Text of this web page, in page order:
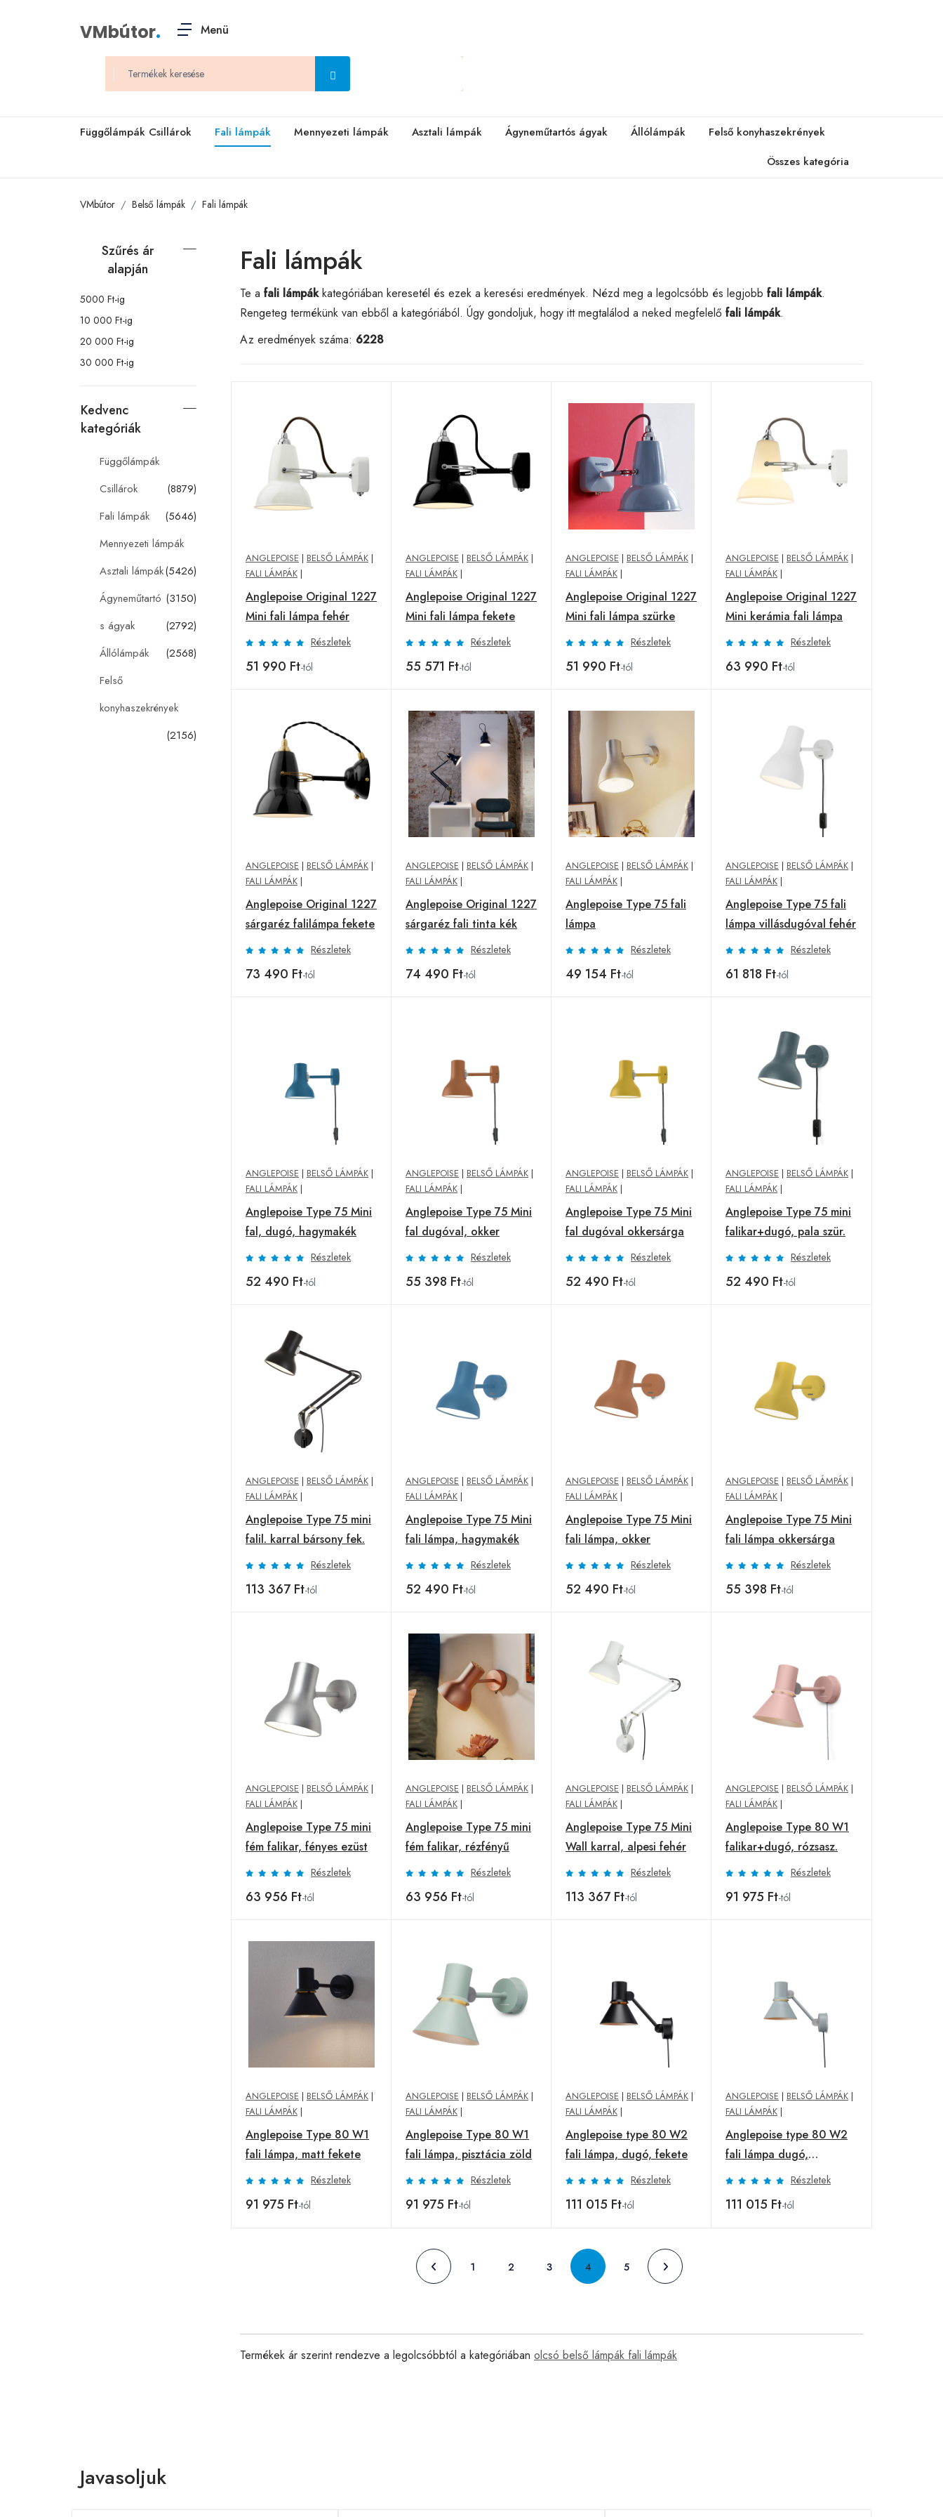
VMbútor. Menü
Függőlámpák Csillárok Fali lámpák Mennyezeti lámpák Asztali lámpák Ágyneműtartós ágyak Állólámpák
Felső konyhaszekrények
Összes kategória
VMbútor Belső lámpák Fali lámpák
Szűrés ár
alapján
5000 Ft-ig
10 000 Ft-ig
20 000 Ft-ig
30 000 Ft-ig
Kedvenc
kategóriák
Függőlámpák
Csillárok
(8879)
Fali lámpák
(5646)
Mennyezeti lámpák
(5426)
Asztali lámpák
(3150)
Ágyneműtartó
s ágyak
(2792)
Állólámpák
(2568)
Felső
konyhaszekrények
(2156)
Fali lámpák
Te a fali lámpákkategóriában keresetél és ezek a keresési eredmények. Nézd meg a legolcsóbb és legjobb fali lámpák.
Rengeteg termékünk van ebből a kategóriából. Úgy gondoljuk, hogy itt megtalálod a neked megfelelő fali lámpák.
Az eredmények száma: 6228
ANGLEPOISE | BELSŐ LÁMPÁK |
FALI LÁMPÁK |
Anglepoise Original 1227
Mini fali lámpa fehér
Részletek
51 990 Ft-tól
ANGLEPOISE | BELSŐ LÁMPÁK |
FALI LÁMPÁK |
Anglepoise Original 1227
Mini fali lámpa fekete
Részletek
55 571 Ft-tól
ANGLEPOISE | BELSŐ LÁMPÁK |
FALI LÁMPÁK |
Anglepoise Original 1227
Mini fali lámpa szürke
Részletek
51 990 Ft-tól
ANGLEPOISE | BELSŐ LÁMPÁK |
FALI LÁMPÁK |
Anglepoise Original 1227
Mini kerámia fali lámpa
Részletek
63 990 Ft-tól
ANGLEPOISE | BELSŐ LÁMPÁK |
FALI LÁMPÁK |
Anglepoise Original 1227
sárgaréz falilámpa fekete
Részletek
73 490 Ft-tól
ANGLEPOISE | BELSŐ LÁMPÁK |
FALI LÁMPÁK |
Anglepoise Original 1227
sárgaréz fali tinta kék
Részletek
74 490 Ft-tól
ANGLEPOISE | BELSŐ LÁMPÁK |
FALI LÁMPÁK |
Anglepoise Type 75 fali
lámpa
Részletek
49 154 Ft-tól
ANGLEPOISE | BELSŐ LÁMPÁK |
FALI LÁMPÁK |
Anglepoise Type 75 fali
lámpa villásdugóval fehér
Részletek
61 818 Ft-tól
ANGLEPOISE | BELSŐ LÁMPÁK |
FALI LÁMPÁK |
Anglepoise Type 75 Mini
fal, dugó, hagymakék
Részletek
52 490 Ft-tól
ANGLEPOISE | BELSŐ LÁMPÁK |
FALI LÁMPÁK |
Anglepoise Type 75 Mini
fal dugóval, okker
Részletek
55 398 Ft-tól
ANGLEPOISE | BELSŐ LÁMPÁK |
FALI LÁMPÁK |
Anglepoise Type 75 Mini
fal dugóval okkersárga
Részletek
52 490 Ft-tól
ANGLEPOISE | BELSŐ LÁMPÁK |
FALI LÁMPÁK |
Anglepoise Type 75 mini
falikar+dugó, pala szür.
Részletek
52 490 Ft-tól
ANGLEPOISE | BELSŐ LÁMPÁK |
FALI LÁMPÁK |
Anglepoise Type 75 mini
falil. karral bársony fek.
Részletek
113 367 Ft-tól
ANGLEPOISE | BELSŐ LÁMPÁK |
FALI LÁMPÁK |
Anglepoise Type 75 Mini
fali lámpa, hagymakék
Részletek
52 490 Ft-tól
ANGLEPOISE | BELSŐ LÁMPÁK |
FALI LÁMPÁK |
Anglepoise Type 75 Mini
fali lámpa, okker
Részletek
52 490 Ft-tól
ANGLEPOISE | BELSŐ LÁMPÁK |
FALI LÁMPÁK |
Anglepoise Type 75 Mini
fali lámpa okkersárga
Részletek
55 398 Ft-tól
ANGLEPOISE | BELSŐ LÁMPÁK |
FALI LÁMPÁK |
Anglepoise Type 75 mini
fém falikar, fényes ezüst
Részletek
63 956 Ft-tól
ANGLEPOISE | BELSŐ LÁMPÁK |
FALI LÁMPÁK |
Anglepoise Type 75 mini
fém falikar, rézfényű
Részletek
63 956 Ft-tól
ANGLEPOISE | BELSŐ LÁMPÁK |
FALI LÁMPÁK |
Anglepoise Type 75 Mini
Wall karral, alpesi fehér
Részletek
113 367 Ft-tól
ANGLEPOISE | BELSŐ LÁMPÁK |
FALI LÁMPÁK |
Anglepoise Type 80 W1
falikar+dugó, rózsasz.
Részletek
91 975 Ft-tól
ANGLEPOISE | BELSŐ LÁMPÁK |
FALI LÁMPÁK |
Anglepoise Type 80 W1
fali lámpa, matt fekete
Részletek
91 975 Ft-tól
ANGLEPOISE | BELSŐ LÁMPÁK |
FALI LÁMPÁK |
Anglepoise Type 80 W1
fali lámpa, pisztácia zöld
Részletek
91 975 Ft-tól
ANGLEPOISE | BELSŐ LÁMPÁK |
FALI LÁMPÁK |
Anglepoise type 80 W2
fali lámpa, dugó, fekete
Részletek
111 015 Ft-tól
ANGLEPOISE | BELSŐ LÁMPÁK |
FALI LÁMPÁK |
Anglepoise type 80 W2
fali lámpa dugó,
ködszürke
Részletek
111 015 Ft-tól
1 2 3 4 5
Termékek ár szerint rendezve a legolcsóbbtól a kategóriában olcsó belső lámpák fali lámpák
Javasoljuk